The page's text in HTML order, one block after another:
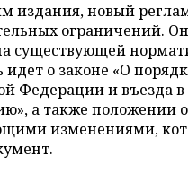
издания, новый
ограничений.
существующей
идет о законе «О
Федерации и въезда
а также положении о
изменениями,